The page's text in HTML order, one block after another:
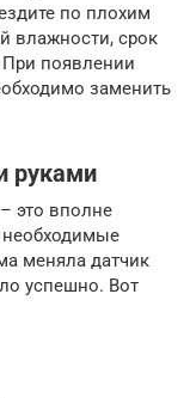
по плохим
влажности, срок
появлении
заменить
руками
это вполне
необходимые
меняла датчик
успешно. Вот